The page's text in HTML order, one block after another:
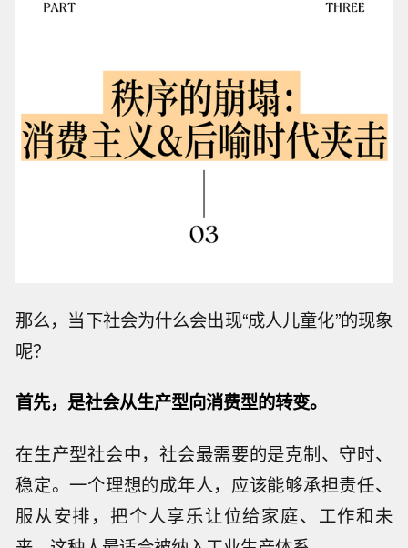
那么，当下社会为什么会出现“成人儿童化”的现象
呢？
首先，是社会从生产型向消费型的转变。
在生产型社会中，社会最需要的是克制、守时、
稳定。一个理想的成年人，应该能够承担责任、
服从安排，把个人享乐让位给家庭、工作和未